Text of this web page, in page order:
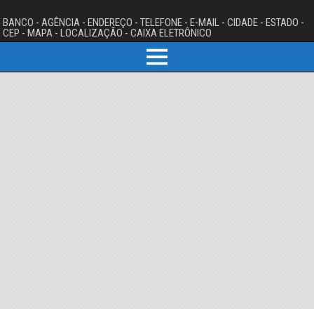
BANCO - AGÊNCIA - ENDEREÇO - TELEFONE - E-MAIL - CIDADE - ESTADO -
CEP - MAPA - LOCALIZAÇÃO - CAIXA ELETRÔNICO